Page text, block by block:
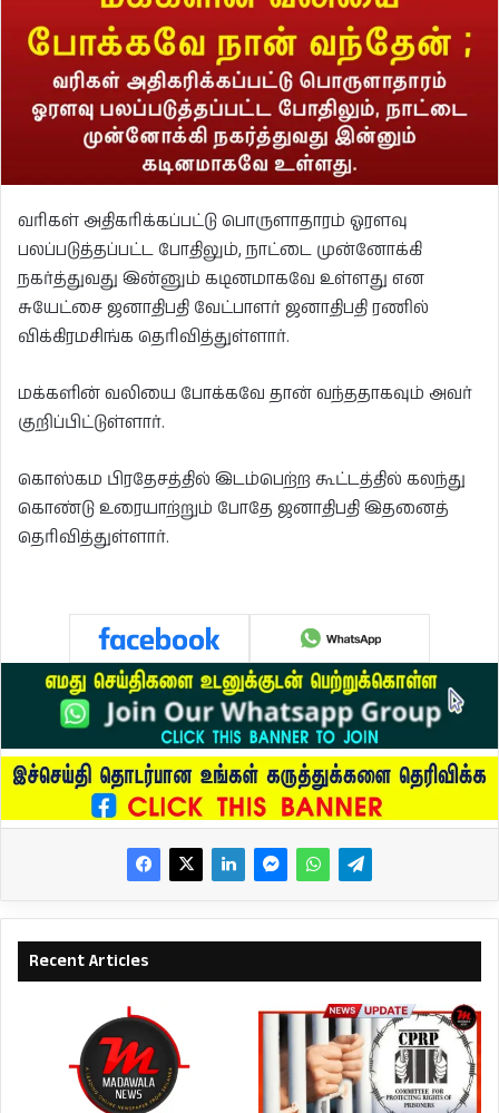
வரிகள் அதிகரிக்கப்பட்டு பொருளாதாரம் ஓரளவு
பலப்படுத்தப்பட்ட போதிலும், நாட்டை முன்னோக்கி
நகர்த்துவது இன்னும் கடினமாகவே உள்ளது என
சுயேட்சை ஜனாதிபதி வேட்பாளர் ஜனாதிபதி ரணில்
விக்கிரமசிங்க தெரிவித்துள்ளார்.
மக்களின் வலியை போக்கவே தான் வந்ததாகவும் அவர்
குறிப்பிட்டுள்ளார்.
கொஸ்கம பிரதேசத்தில் இடம்பெற்ற கூட்டத்தில் கலந்து
கொண்டு உரையாற்றும் போதே ஜனாதிபதி இதனைத்
தெரிவித்துள்ளார்.
Recent Articles